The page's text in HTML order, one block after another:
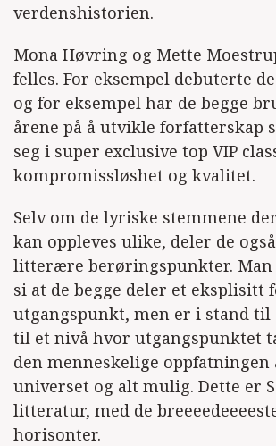
verdenshistorien.
Mona Høvring og Mette
felles. For eksempel debuterte
og for eksempel har de begge
årene på å utvikle forfatterskap
seg i super exclusive top VIP
kompromissløshet og kvalitet.
Selv om de lyriske stemmene
kan oppleves ulike, deler de
litterære berøringspunkter. Man
si at de begge deler et eksplisitt
utgangspunkt, men er i stand til
til et nivå hvor utgangspunktet
den menneskelige oppfatningen
universet og alt mulig. Dette er
litteratur, med de
horisonter.